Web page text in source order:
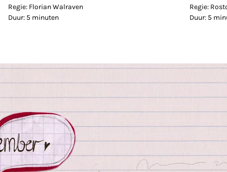
Regie: Florian Walraven
Duur: 5 minuten
Regie:
Duur: 5